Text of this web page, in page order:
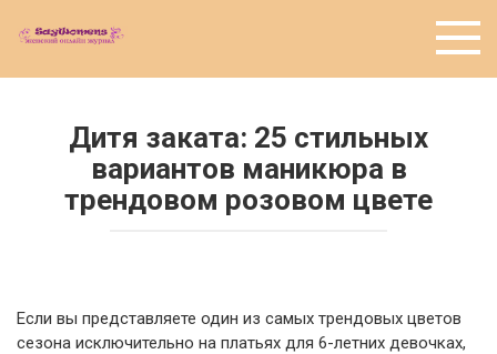
Дитя заката: 25 стильных
вариантов маникюра в
трендовом розовом цвете
Если вы представляете один из самых трендовых цветов
сезона исключительно на платьях для 6-летних девочках,